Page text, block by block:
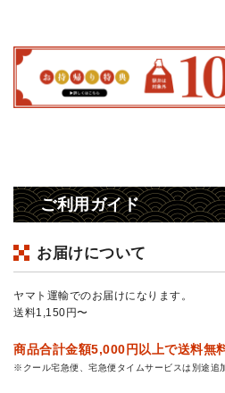
ご利用ガイド
お届けについて
ヤマト運輸でのお届けになります。
送料1,150円〜
商品合計金額5,000円以上で送料無
※クール宅急便、宅急便タイムサービスは別途追